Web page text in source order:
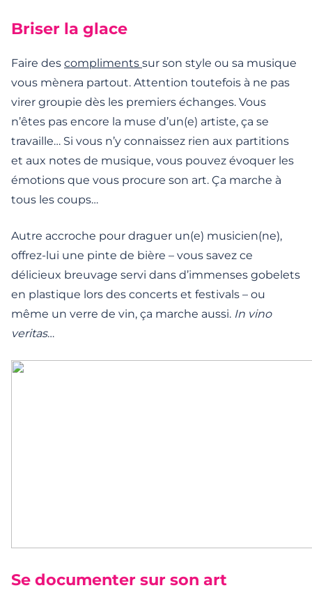
Briser la glace
Faire des compliments sur son style ou sa musique
vous mènera partout. Attention toutefois à ne pas
virer groupie dès les premiers échanges. Vous
n’êtes pas encore la muse d’un(e) artiste, ça se
travaille… Si vous n’y connaissez rien aux partitions
et aux notes de musique, vous pouvez évoquer les
émotions que vous procure son art. Ça marche à
tous les coups…
Autre accroche pour draguer un(e) musicien(ne),
offrez-lui une pinte de bière – vous savez ce
délicieux breuvage servi dans d’immenses gobelets
en plastique lors des concerts et festivals – ou
même un verre de vin, ça marche aussi. In vino
veritas…
Se documenter sur son art